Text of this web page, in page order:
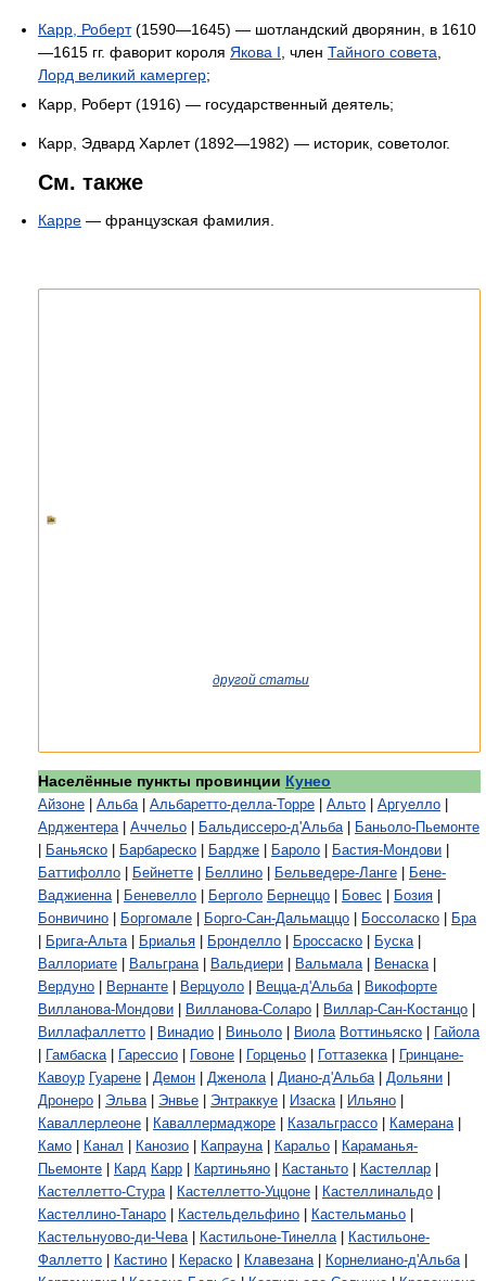
Карр, Роберт(1590—1645) — шотландский дворянин, в 1610
—1615 гг. фаворит короля Якова I , член Тайного совета
Лорд великий камергер;
Карр, Роберт (1916) — государственный деятель;
Карр, Эдвард Харлет (1892—1982) — историк, советолог.
См. также
Карре — французская фамилия.
другой статьи
Населённые пункты провинции Кунео
Айзоне Альба| Альбаретто-делла-Торре Альто Аргуелло
Арджентера| Аччельо Бальдиссеро-д'Альба|
Баньоло-Пьемонте
Баньяско Барбареско Бардже Бароло Бастия-Мондови
Баттифолло
Бейнетте Беллино Бельведере-Ланге
Бене-
Ваджиенна| Беневелло Берголо Бернеццо Бовес Бозия
Бонвичино
Боргомале Борго-Сан-Дальмаццо Боссоласко
Бра
Брига-Альта| Бриалья Бронделло Броссаско Буска|
Валлориате
Вальграна| Вальдиери Вальмала| Венаска|
Вердуно
Вернанте Верцуоло Вецца-д'Альба|
Викофорте
Вилланова-Мондови
Вилланова-Соларо Виллар-Сан-Костанцо
Виллафаллетто
Винадио Виньоло Виола Воттиньяско
Гайола
Гамбаска| Гарессио Говоне Горценьо Готтазекка|
Гринцане-
Кавоур Гуарене Демон Дженола| Диано-д'Альба| Дольяни
Дронеро
Эльва| Энвье Энтраккуе Изаска| Ильяно
Каваллерлеоне
Каваллермаджоре Казальграссо Камерана|
Камо
Канал Канозио Капрауна| Каральо
Караманья-
Пьемонте
Кард Карр Картиньяно Кастаньто Кастеллар
Кастеллетто-Стура| Кастеллетто-Уццоне Кастеллинальдо
Кастеллино-Танаро
Кастельдельфино Кастельманьо
Кастельнуово-ди-Чева| Кастильоне-Тинелла|
Кастильоне-
Фаллетто
Кастино Кераско Клавезана| Корнелиано-д'Альба|